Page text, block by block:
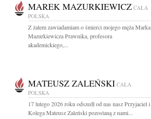
MAREK MAZURKIEWICZ CAŁA
POLSKA
Z żalem zawiadamiam o śmierci mojego męża Marka
Mazurkiewicza Prawnika, profesora
akademickiego,...
MATEUSZ ZALEŃSKI CAŁA
POLSKA
17 lutego 2026 roku odszedł od nas nasz Przyjaciel i
Kolega Mateusz Zaleński pozostaną z nami...